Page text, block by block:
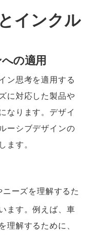
インクル
の適用
ン思考を適用する
に対応した製品や
なります。デザイ
ーシブデザインの
ます。
ーズを理解するた
ます。例えば、車
解するために、